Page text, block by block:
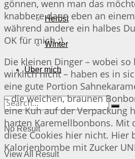
Herbst
Winter
Über mich
No Result
View All Result
gönnen, wenn man das
knabbere dann eben an
während andere ein halbes
OK für mich ;)
Die kleinen Dinger – wobei
wirklich nicht – haben es in
eine gute Portion
– die weichen, braunen
eine Kuh auf der Verpackung
harten Karemellbonbons. Mit
diese Cookies hier nicht. Hier
Kalorienbombe mit Zucker